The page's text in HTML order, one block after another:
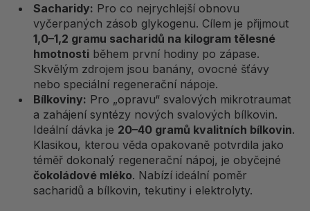
Sacharidy: Pro co nejrychlejší obnovu
vyčerpaných zásob glykogenu. Cílem je přijmout
1,0–1,2 gramu sacharidů na kilogram tělesné
hmotnosti během první hodiny po zápase.
Skvělým zdrojem jsou banány, ovocné šťávy
nebo speciální regenerační nápoje.
Bílkoviny: Pro „opravu“ svalových mikrotraumat
a zahájení syntézy nových svalových bílkovin.
Ideální dávka je 20–40 gramů kvalitních bílkovin.
Klasikou, kterou věda opakovaně potvrdila jako
téměř dokonalý regenerační nápoj, je obyčejné
čokoládové mléko. Nabízí ideální poměr
sacharidů a bílkovin, tekutiny i elektrolyty.